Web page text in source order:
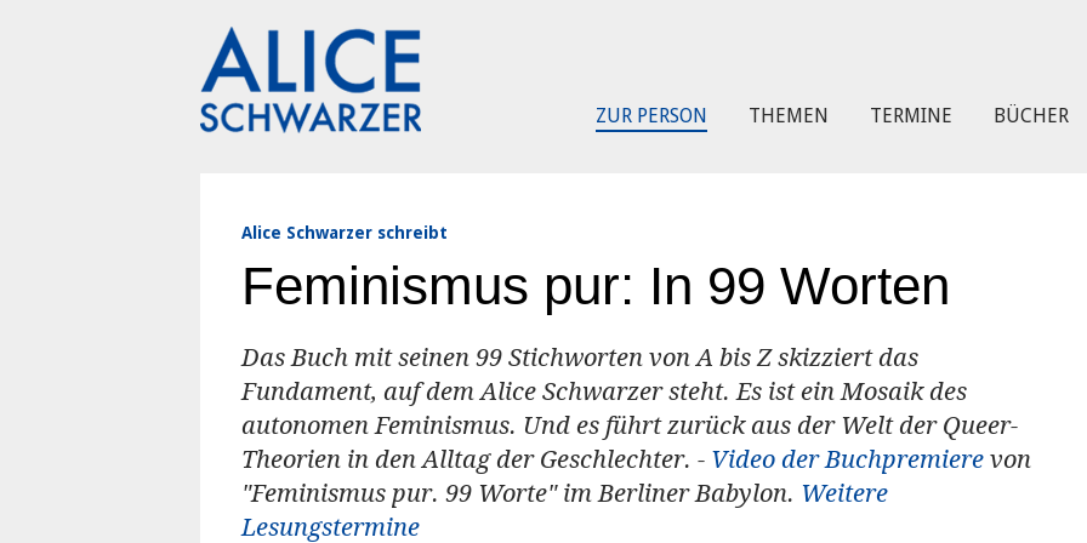
ZUR PERSON
THEMEN TERMINE BÜCHER
Alice Schwarzer schreibt
Feminismus pur: In 99 Worten
Das Buch mit seinen 99 Stichworten von A bis Z skizziert das
Fundament, auf dem Alice Schwarzer steht. Es ist ein Mosaik des
autonomen Feminismus. Und es führt zurück aus der Welt der Queer-
Theorien in den Alltag der Geschlechter. - Video der Buchpremiere von
"Feminismus pur. 99 Worte" im Berliner Babylon. Weitere
Lesungstermine